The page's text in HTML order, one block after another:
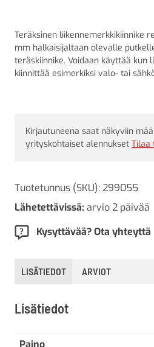
Teräksinen liikennemerkkikiinnike
mm halkaisijaltaan olevalle
teräskiinnike. Voidaan käyttää kun
kiinnittää esimerkiksi valo- tai
Kirjautuneena saat näkyviin
yrityskohtaiset alennukset Tilaa
Tuotetunnus (SKU):299055
Lähetettävissä: arvio 2 päivää
Kysyttävää? Ota yhteyttä
LISÄTIEDOT ARVIOT
Lisätiedot
Paino